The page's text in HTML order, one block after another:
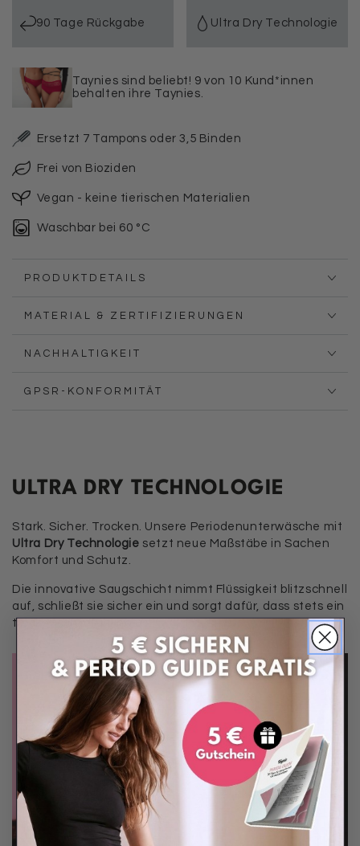
Nacht
starke
Saugkraft
Nacht
starke
Saugkraft
90 Tage Rückgabe Ultra Dry Technologie
Taynies sind beliebt! 9 von 10 Kund*innen
behalten ihre Taynies.
Ersetzt 7 Tampons oder 3,5 Binden
Frei von Bioziden
Vegan - keine tierischen Materialien
Waschbar bei 60 °C
PRODUKTDETAILS
MATERIAL & ZERTIFIZIERUNGEN
NACHHALTIGKEIT
GPSR-KONFORMITÄT
ULTRA DRY TECHNOLOGIE
Stark. Sicher. Trocken. Unsere Periodenunterwäsche mit
Ultra Dry Technologie setzt neue Maßstäbe in Sachen
Komfort und Schutz.
Die innovative Saugschicht nimmt Flüssigkeit blitzschnell
auf, schließt sie sicher ein und sorgt dafür, dass stets ein
trockenes Gefühl hast.